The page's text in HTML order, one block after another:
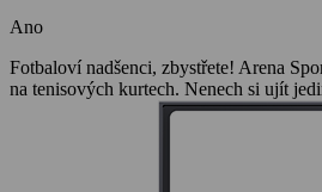
Ano
Fotbaloví nadšenci, zbystřete! Arena
na tenisových kurtech. Nenech si ujít